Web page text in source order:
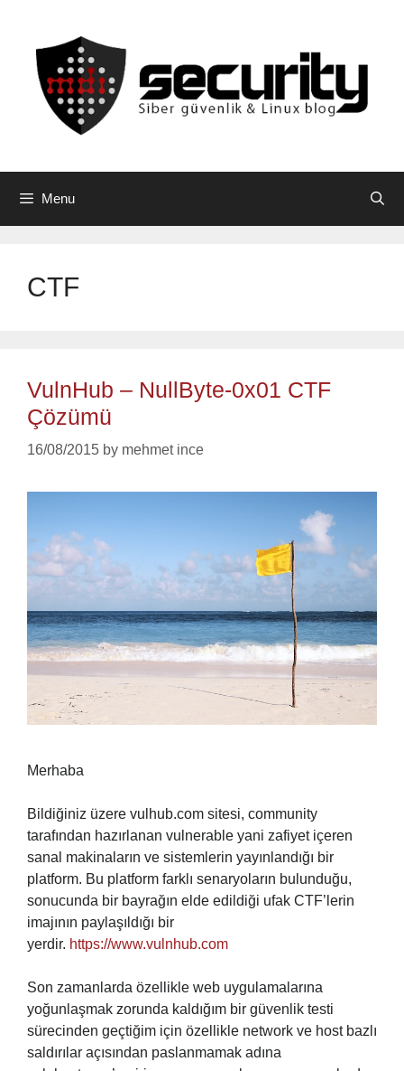
content
Menu
CTF
VulnHub – NullByte-0x01 CTF
Çözümü
16/08/2015 by mehmet ince
Merhaba
Bildiğiniz üzere vulhub.com sitesi, community
tarafından hazırlanan vulnerable yani zafiyet içeren
sanal makinaların ve sistemlerin yayınlandığı bir
platform. Bu platform farklı senaryoların bulunduğu,
sonucunda bir bayrağın elde edildiği ufak CTF’lerin
imajının paylaşıldığı bir
yerdir. https://www.vulnhub.com
Son zamanlarda özellikle web uygulamalarına
yoğunlaşmak zorunda kaldığım bir güvenlik testi
sürecinden geçtiğim için özellikle network ve host bazlı
saldırılar açısından paslanmamak adına